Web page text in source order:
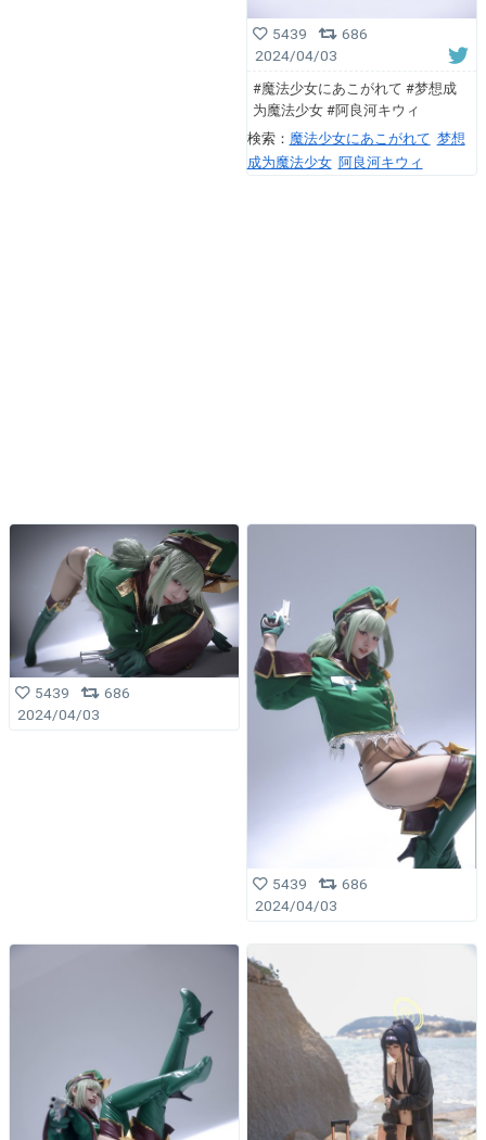
5439
686
2024/04/03
#魔法少女にあこがれて #梦想成
为魔法少女 #阿良河キウィ
検索： 魔法少女にあこがれて 梦想
成为魔法少女 阿良河キウィ
5439
686
2024/04/03
5439
686
2024/04/03